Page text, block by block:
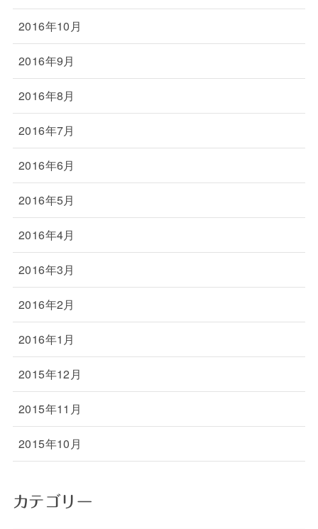
2016年10月
2016年9月
2016年8月
2016年7月
2016年6月
2016年5月
2016年4月
2016年3月
2016年2月
2016年1月
2015年12月
2015年11月
2015年10月
カテゴリー